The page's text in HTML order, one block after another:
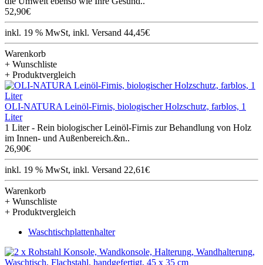
52,90€
inkl. 19 % MwSt, inkl. Versand 44,45€
Warenkorb
+ Wunschliste
+ Produktvergleich
OLI-NATURA Leinöl-Firnis, biologischer Holzschutz, farblos, 1
Liter
1 Liter - Rein biologischer Leinöl-Firnis zur Behandlung von Holz
im Innen- und Außenbereich.&n..
26,90€
inkl. 19 % MwSt, inkl. Versand 22,61€
Warenkorb
+ Wunschliste
+ Produktvergleich
Waschtischplattenhalter